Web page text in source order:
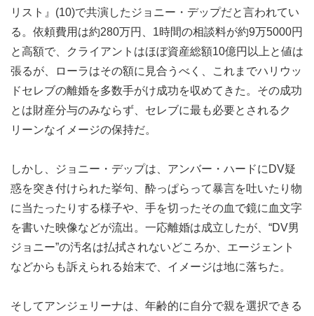
リスト』(10)で共演したジョニー・デップだと言われてい
る。依頼費用は約280万円、1時間の相談料が約9万5000円
と高額で、クライアントはほぼ資産総額10億円以上と値は
張るが、ローラはその額に見合うべく、これまでハリウッ
ドセレブの離婚を多数手がけ成功を収めてきた。その成功
とは財産分与のみならず、セレブに最も必要とされるク
リーンなイメージの保持だ。
しかし、ジョニー・デップは、アンバー・ハードにDV疑
惑を突き付けられた挙句、酔っぱらって暴言を吐いたり物
に当たったりする様子や、手を切ったその血で鏡に血文字
を書いた映像などが流出。一応離婚は成立したが、“DV男
ジョニー”の汚名は払拭されないどころか、エージェント
などからも訴えられる始末で、イメージは地に落ちた。
そしてアンジェリーナは、年齢的に自分で親を選択できる